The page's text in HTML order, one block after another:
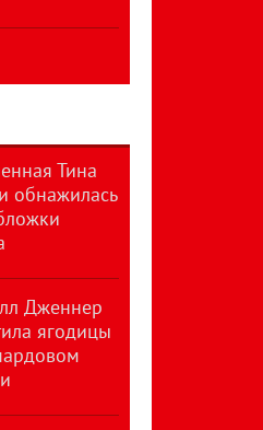
Тина
обнажилась
Дженнер
ягодицы